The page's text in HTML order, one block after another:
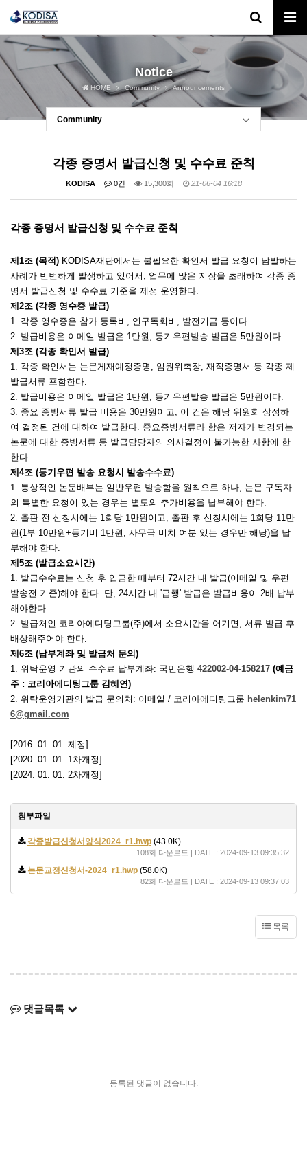
Notice
HOME Community Announcements
Community
각종 증명서 발급신청 및 수수료 준칙
KODISA 0건 15,300회 21-06-04 16:18
각종 증명서 발급신청 및 수수료 준칙
제 1조 (목적 ) KODISA재단에서는 불필요한 확인서 발급 요청이 남발하는
사례가 빈번하게 발생하고 있어서 , 업무에 많은 지장을 초래하여 각종 증
명서 발급신청 및 수수료 기준을 제정 운영한다.
제 2조 (각종 영수증 발급)
1. 각종 영수증은 참가 등록비 , 연구독회비 , 발전기금 등이다.
2. 발급비용은 이메일 발급은 1만원 , 등기우편발송 발급은 5만원이다.
제 3조 (각종 확인서 발급)
1. 각종 확인서는 논문게재예정증명 , 임원위촉장, 재직증명서 등 각종 제
발급서류 포함한다.
2. 발급비용은 이메일 발급은 1만원 , 등기우편발송 발급은 5만원이다.
3. 중요 증빙서류 발급 비용은 30만원이고, 이 건은 해당 위원회 상정하
여 결정된 건에 대하여 발급한다. 중요증빙서류라 함은 저자가 변경되는
논문에 대한 증빙서류 등 발급담당자의 의사결정이 불가능한 사항에 한
한다.
제 4조 (등기우편 발송 요청시 발송수수료)
1. 통상적인 논문배부는 일반우편 발송함을 원칙으로 하나, 논문 구독자
의 특별한 요청이 있는 경우는 별도의 추가비용을 납부해야 한다.
2. 출판 전 신청시에는 1회당 1만원이고, 출판 후 신청시에는 1회당 11만
원(1부 10만원+등기비 1만원 , 사무국 비치 여분 있는 경우만 해당)을 납
부해야 한다.
제 5조 (발급소요시간)
1. 발급수수료는 신청 후 입금한 때부터 72시간 내 발급(이메일 및 우편
발송전 기준)해야 한다. 단, 24시간 내 '급행' 발급은 발급비용이 2배 납부
해야한다.
2. 발급처인 코리아에디팅그룹(주)에서 소요시간을 어기면 , 서류 발급 후
배상해주어야 한다.
제 6조 (납부계좌 및 발급처 문의 )
1. 위탁운영 기관의 수수료 납부계좌: 국민은행 422002-04-158217 (예금
주 : 코리아에디팅그룹 김혜연)
2. 위탁운영기관의 발급 문의처 : 이메일 / 코리아에디팅그룹 helenkim71
6@gmail.com
[2016. 01. 01. 제정]
[2020. 01. 01. 1차개정]
[2024. 01. 01. 2차개정]
첨부파일
각종발급신청서양식2024_r1.hwp (43.0K)
108회 다운로드 | DATE : 2024-09-13 09:35:32
논문교정신청서-2024_r1.hwp (58.0K)
82회 다운로드 | DATE : 2024-09-13 09:37:03
목록
댓글목록
등록된 댓글이 없습니다.